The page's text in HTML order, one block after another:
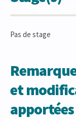
Pas de stage
et